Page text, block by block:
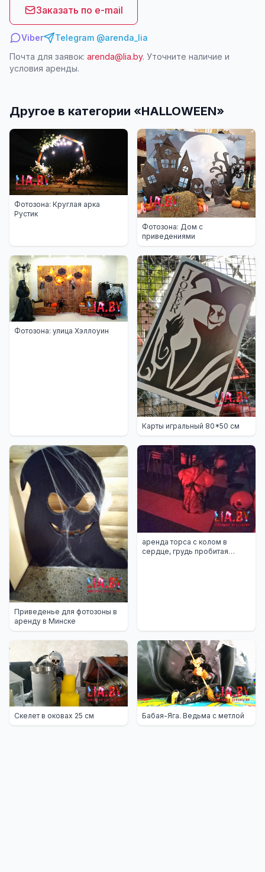
Заказать по e-mail
Viber
Telegram @arenda_lia
Почта для заявок: arenda@lia.by. Уточните наличие и
условия аренды.
Другое в категории «HALLOWEEN»
Фотозона: Круглая арка
Рустик
Фотозона: Дом с
приведениями
Фотозона: улица Хэллоуин
Карты игральный 80*50 см
Приведенье для фотозоны в
аренду в Минске
аренда торса с колом в
сердце, грудь пробитая
Скелет в оковах 25 см Бабая-Яга. Ведьма с метлой